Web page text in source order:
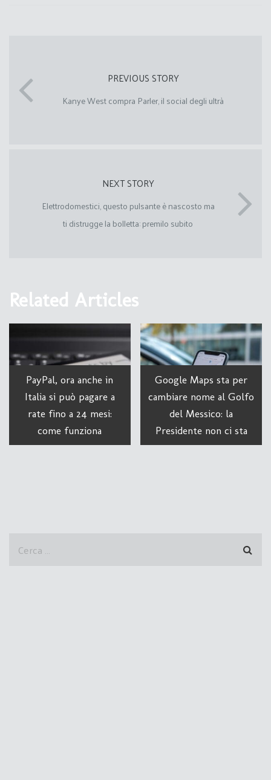
PREVIOUS STORY
Kanye West compra Parler, il social degli ultrà
NEXT STORY
Elettrodomestici, questo pulsante è nascosto ma
ti distrugge la bolletta: premilo subito
Related Articles
PayPal, ora anche in
Italia si può pagare a
rate fino a 24 mesi:
come funziona
Google Maps sta per
cambiare nome al Golfo
del Messico: la
Presidente non ci sta